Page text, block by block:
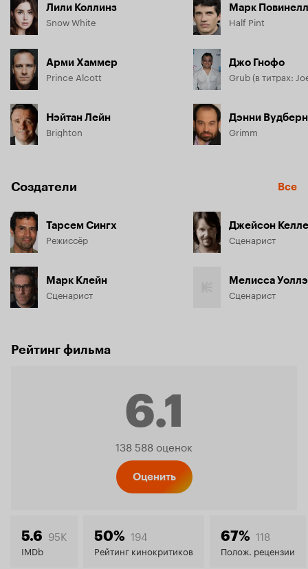
Лили Коллинз
Snow White
Арми Хаммер
Prince Alcott
Нэйтан Лейн
Brighton
Марк
Half Pint
Джо Гнофо
Grub (в титрах:
Дэнни Вудберн
Grimm
Создатели Все
Тарсем Сингх
Режиссёр
Марк Клейн
Сценарист
Джейсон
Сценарист
Мелисса
Сценарист
Рейтинг фильма
6.1
Рейтинг
6.1
138 588 оценок
Оценить
5.6 95K
IMDb
50% 194
Рейтинг кинокритиков
67% 118
Полож. рецензии